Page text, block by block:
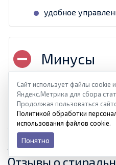
удобное
неполная
Цены на
1496AD3
LG F-1496AD3
Отзывы о
Сайт использует файлы cookie
Яндекс.Метрика для сбора
Продолжая пользоваться
Политикой обработки
использования файлов cookie.
Понятно